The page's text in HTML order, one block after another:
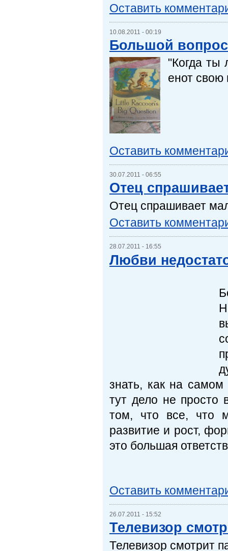
Оставить
10.08.2011 - 00:19
Большой вопрос
"Когда ты
енот
Оставить
30.07.2011 - 06:55
Отец
Отец спрашивает
Оставить
28.07.2011 - 16:55
Любви
знать, как на
тут дело не просто
том, что все, что
развитие и рост,
это большая
Оставить
26.07.2011 - 15:52
Телевизор
Телевизор смотрит